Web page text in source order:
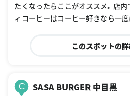
たくなったらここがオススメ。店
ィコーヒーはコーヒー好きなら一度
このスポットの
C SASA BURGER 中目黒